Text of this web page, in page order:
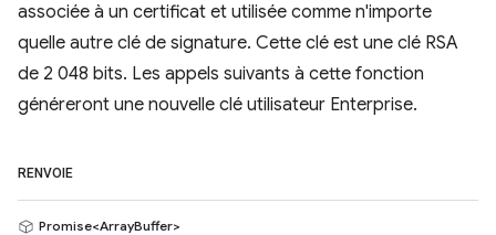
associée à un certificat et utilisée comme n'importe
quelle autre clé de signature. Cette clé est une clé RSA
de 2 048 bits. Les appels suivants à cette fonction
généreront une nouvelle clé utilisateur Enterprise.
RENVOIE
Promise<ArrayBuffer>